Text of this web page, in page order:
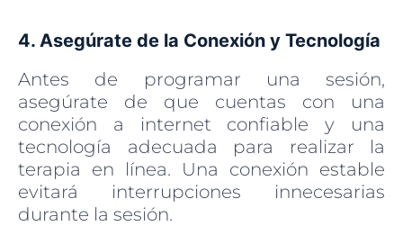
4. Asegúrate de la Conexión y Tecnología
Antes de programar una sesión,
asegúrate de que cuentas con una
conexión a internet confiable y una
tecnología adecuada para realizar la
terapia en línea. Una conexión estable
evitará interrupciones innecesarias
durante la sesión.